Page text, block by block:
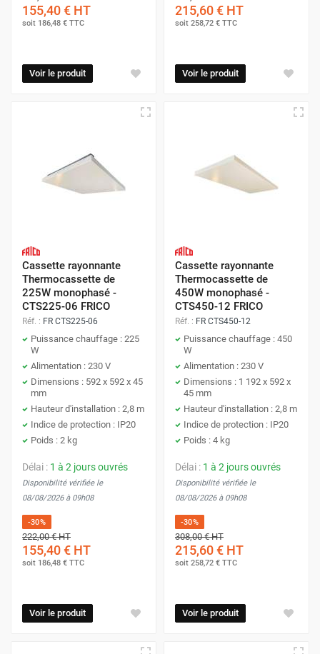
155,40 € HT
soit 186,48 € TTC
Voir le produit
215,60 € HT
soit 258,72 € TTC
Voir le produit
Cassette rayonnante
Thermocassette de
225W monophasé -
CTS225-06 FRICO
Réf. : FR CTS225-06
Puissance chauffage : 225
W
Alimentation : 230 V
Dimensions : 592 x 592 x 45
mm
Hauteur d'installation : 2,8 m
Indice de protection : IP20
Poids : 2 kg
Délai : 1 à 2 jours ouvrés
Disponibilité vérifiée le
08/08/2026 à 09h08
-30%
222,00 €HT
155,40 € HT
soit 186,48 € TTC
Voir le produit
Cassette rayonnante
Thermocassette de
450W monophasé -
CTS450-12 FRICO
Réf. : FR CTS450-12
Puissance chauffage : 450
W
Alimentation : 230 V
Dimensions : 1 192 x 592 x
45 mm
Hauteur d'installation : 2,8 m
Indice de protection : IP20
Poids : 4 kg
Délai : 1 à 2 jours ouvrés
Disponibilité vérifiée le
08/08/2026 à 09h08
-30%
308,00 €HT
215,60 € HT
soit 258,72 € TTC
Voir le produit